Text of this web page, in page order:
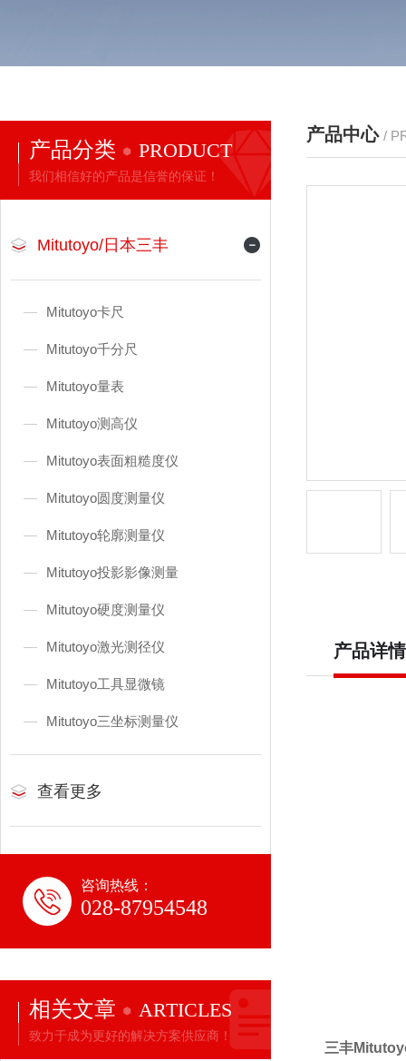
产品分类 PRODUCT
我们相信好的产品是信誉的保证！
Mitutoyo/日本三丰
Mitutoyo卡尺
Mitutoyo千分尺
Mitutoyo量表
Mitutoyo测高仪
Mitutoyo表面粗糙度仪
Mitutoyo圆度测量仪
Mitutoyo轮廓测量仪
Mitutoyo投影影像测量
Mitutoyo硬度测量仪
Mitutoyo激光测径仪
Mitutoyo工具显微镜
Mitutoyo三坐标测量仪
查看更多
咨询热线：
028-87954548
相关文章 ARTICLES
致力于成为更好的解决方案供应商！
产品中心 /
产品详情
三丰